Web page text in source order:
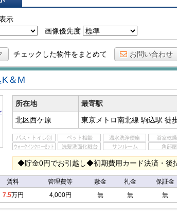
示
画像優先度
チェックした物件をまとめて お問い合わせ
＆M
所在地 最寄駅
北区西ケ原
東京メトロ南北線 駒込駅 徒
◆貯金0円でお引越し◆初期費用カード決済・後
賃料 管理費等 敷金 礼金 保証金
7.5万円 4,000円 無 無 無